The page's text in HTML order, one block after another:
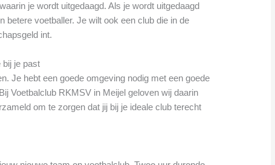
je wordt uitgedaagd. Als je wordt uitgedaagd
betere voetballer. Je wilt ook een club die in de
int.
bij je past
Je hebt een goede omgeving nodig met een goede
Voetbalclub RKMSV in Meijel geloven wij daarin
om te zorgen dat jij bij je ideale club terecht